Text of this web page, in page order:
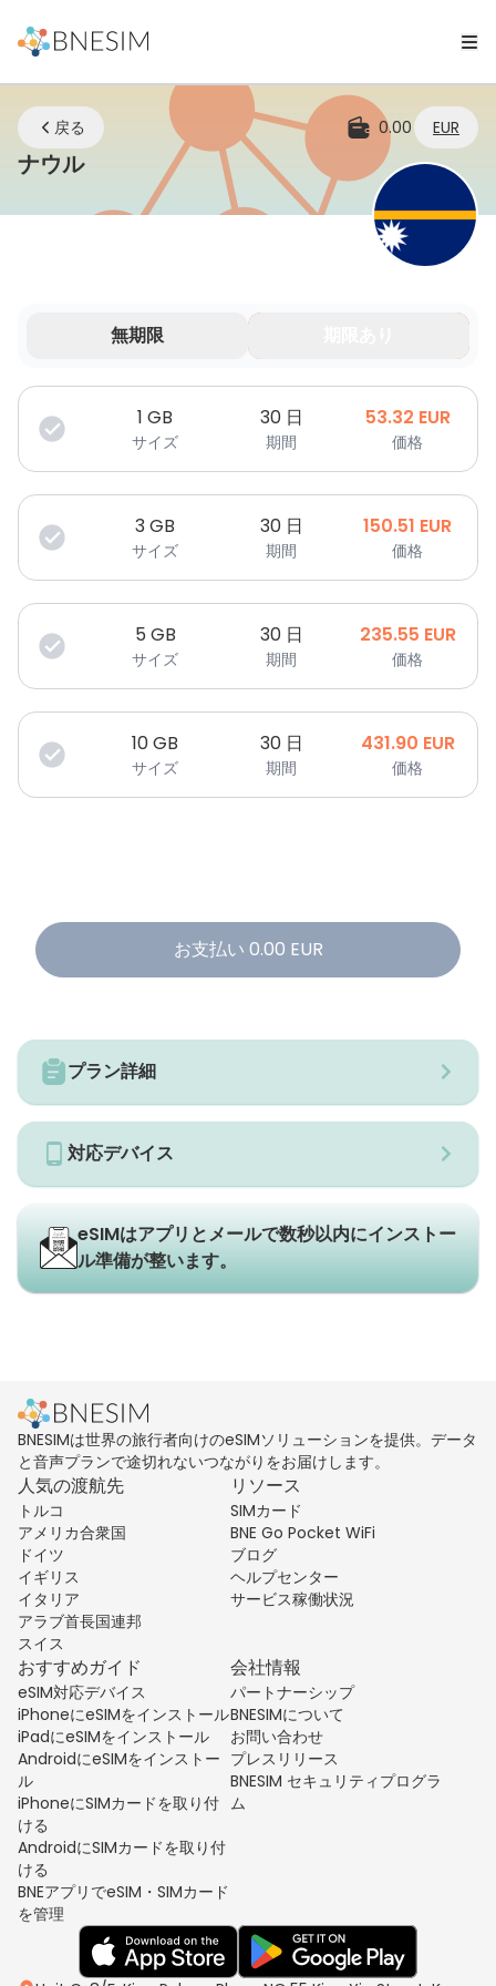
戻る 0.00 EUR
ナウルeSIM | どこにいてもつながり続ける
無期限
データは期間限定で有効です。
1 GB
サイズ
30 日
期間
53.32 EUR
価格
3GB
サイズ
30 日
期間
150.51 EUR
価格
5 GB
サイズ
30 日
期間
235.55 EUR
価格
10GB
サイズ
30 日
期間
431.90 EUR
価格
お支払い 0.00 EUR
プラン詳細
対応デバイス
eSIMはアプリとメールで数秒以内にインストー
ル準備が整います。
BNESIMは世界の旅行者向けのeSIMソリューションを提供。データ
と音声プランで途切れないつながりをお届けします。
人気の渡航先
トルコ
アメリカ合衆国
ドイツ
イギリス
イタリア
アラブ首長国連邦
スイス
リソース
SIMカード
BNE Go Pocket WiFi
ブログ
ヘルプセンター
サービス稼働状況
おすすめガイド
eSIM対応デバイス
iPhoneにeSIMをインストール
iPadにeSIMをインストール
AndroidにeSIMをインストー
ル
iPhoneにSIMカードを取り付
ける
AndroidにSIMカードを取り付
ける
BNEアプリでeSIM・SIMカード
を管理
会社情報
パートナーシップ
BNESIMについて
お問い合わせ
プレスリリース
BNESIM セキュリティプログラ
ム